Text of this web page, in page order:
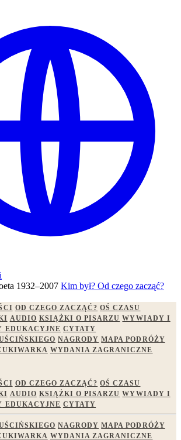
1932–2007 Kim był? Od czego zacząć?
OD CZEGO ZACZĄĆ? OŚ CZASU
AUDIO KSIĄŻKI O PISARZU WYWIADY I
EDUKACYJNE CYTATY
NAGRODY MAPA PODRÓŻY
WYDANIA ZAGRANICZNE
OD CZEGO ZACZĄĆ? OŚ CZASU
AUDIO KSIĄŻKI O PISARZU WYWIADY I
EDUKACYJNE CYTATY
NAGRODY MAPA PODRÓŻY
WYDANIA ZAGRANICZNE